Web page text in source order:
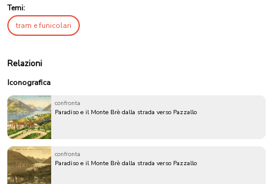
Temi:
tram e funicolari
Relazioni
Iconografica
confronta
Paradiso e il Monte Brè dalla strada verso Pazzallo
confronta
Paradiso e il Monte Brè dalla strada verso Pazzallo